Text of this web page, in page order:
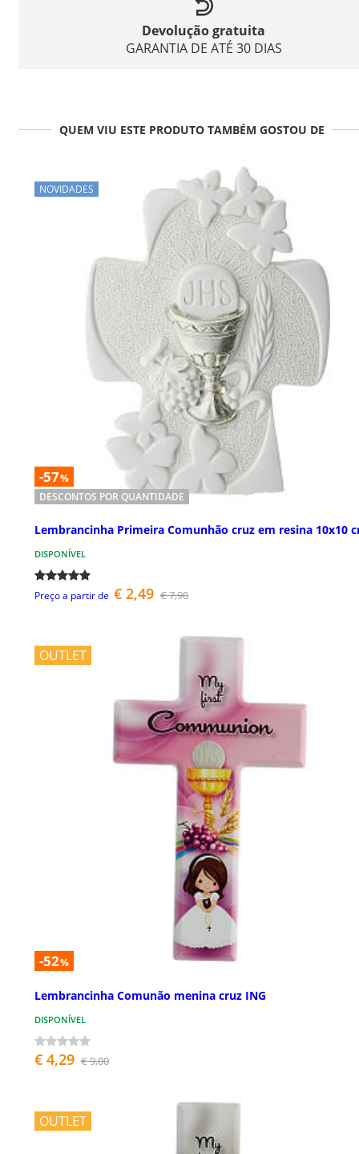
Devolução gratuita
GARANTIA DE ATÉ 30 DIAS
QUEM VIU ESTE PRODUTO TAMBÉM GOSTOU DE
NOVIDADES
-57%
DESCONTOS POR QUANTIDADE
Lembrancinha Primeira Comunhão cruz em resina 10x10
DISPONÍVEL
Preço a partir de € 2,49 € 7,90
OUTLET
-52%
Lembrancinha Comunão menina cruz ING
DISPONÍVEL
€ 4,29 € 9,00
OUTLET